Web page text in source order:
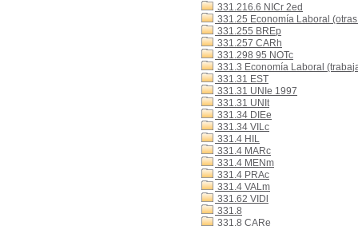
331.216.6 NICr 2ed
331.25 Economía Laboral
331.255 BREp
331.257 CARh
331.298 95 NOTc
331.3 Economía Laboral
331.31 EST
331.31 UNIe 1997
331.31 UNIt
331.34 DIEe
331.34 VILc
331.4 HIL
331.4 MARc
331.4 MENm
331.4 PRAc
331.4 VALm
331.62 VIDl
331.8
331.8 CARe